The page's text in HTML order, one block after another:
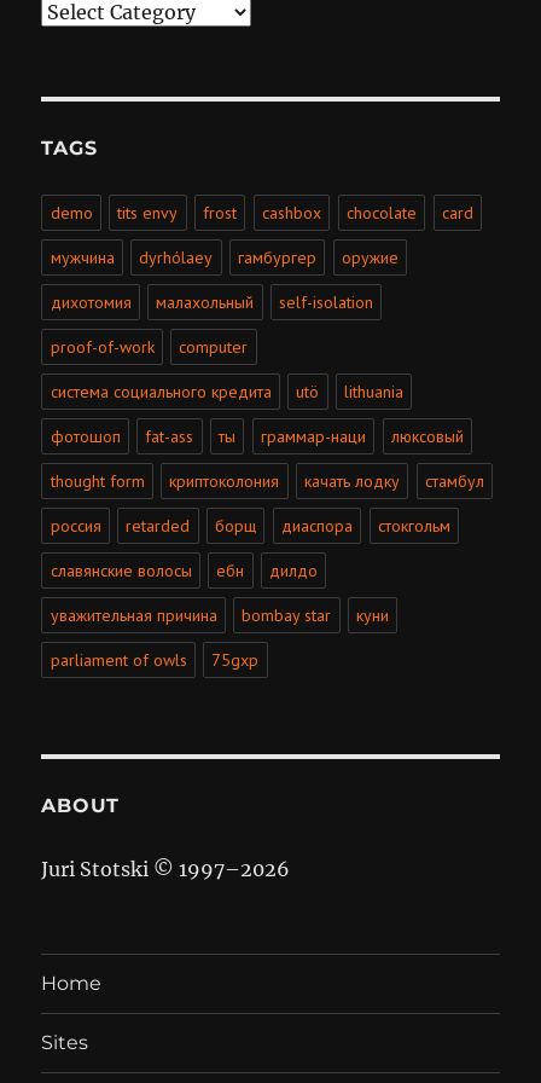
Categories
TAGS
demo tits envy frost cashbox chocolate card
мужчина dyrhólaey гамбургер оружие
дихотомия малахольный self-isolation
proof-of-work computer
система социального кредита utö lithuania
фотошоп fat-ass ты граммар-наци люксовый
thought form криптоколония качать лодку стамбул
россия retarded борщ диаспора стокгольм
славянские волосы ебн дилдо
уважительная причина bombay star куни
parliament of owls 75gxp
ABOUT
Juri Stotski © 1997–2026
Home
Sites